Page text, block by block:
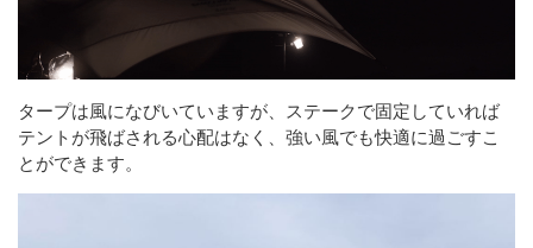
タープは風になびいていますが、ステークで固定していれば
テントが飛ばされる心配はなく、強い風でも快適に過ごすこ
とができます。